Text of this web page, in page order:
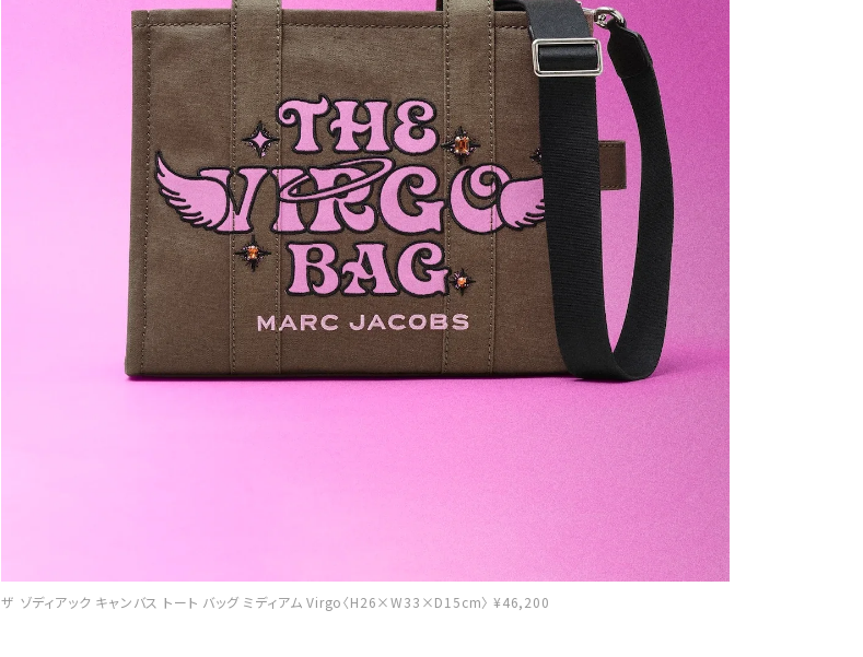
ザ ゾディアック キャンバス トート バッグ ミディアム Virgo〈H26×W33×D15cm〉 ¥46,200